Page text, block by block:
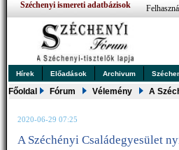
Széchenyi ismereti adatbázisok
Hírek Előadások Archivum
Főoldal Fórum Vélemény A
2020-06-29 07:25
A Széchényi Családegyesület